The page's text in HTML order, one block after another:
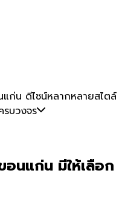
แก่น ดีไซน์หลากหลายสไตล์
รบวงจร
อนแก่น มีให้เลือก